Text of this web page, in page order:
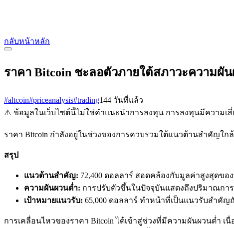
กลับหน้าหลัก
ราคา Bitcoin ชะลอตัวภายใต้สภาวะความผั
#altcoin#priceanalysis#trading144 วันที่แล้ว
⚠️ ข้อมูลในเว็บไซต์นี้ไม่ใช่คำแนะนำการลงทุน การลงทุนมีความเ
ราคา Bitcoin กำลังอยู่ในช่วงของการควบรวมใต้แนวต้านสำคัญใ
สรุป
แนวต้านสำคัญ: 72,400 ดอลลาร์ สอดคล้องกับมูลค่าสูงสุดของ
ความผันผวนต่ำ: การปรับตัวขึ้นในปัจจุบันแสดงถึงปริมาณก
เป้าหมายแนวรับ: 65,000 ดอลลาร์ ทำหน้าที่เป็นแนวรับสำคัญ
การเคลื่อนไหวของราคา Bitcoin ได้เข้าสู่ช่วงที่มีความผันผวนต่ำ